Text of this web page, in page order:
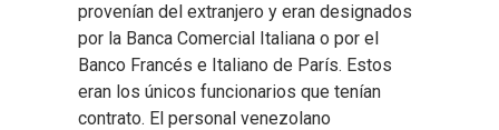
provenían del extranjero y eran designados
por la Banca Comercial Italiana o por el
Banco Francés e Italiano de París. Estos
eran los únicos funcionarios que tenían
contrato. El personal venezolano